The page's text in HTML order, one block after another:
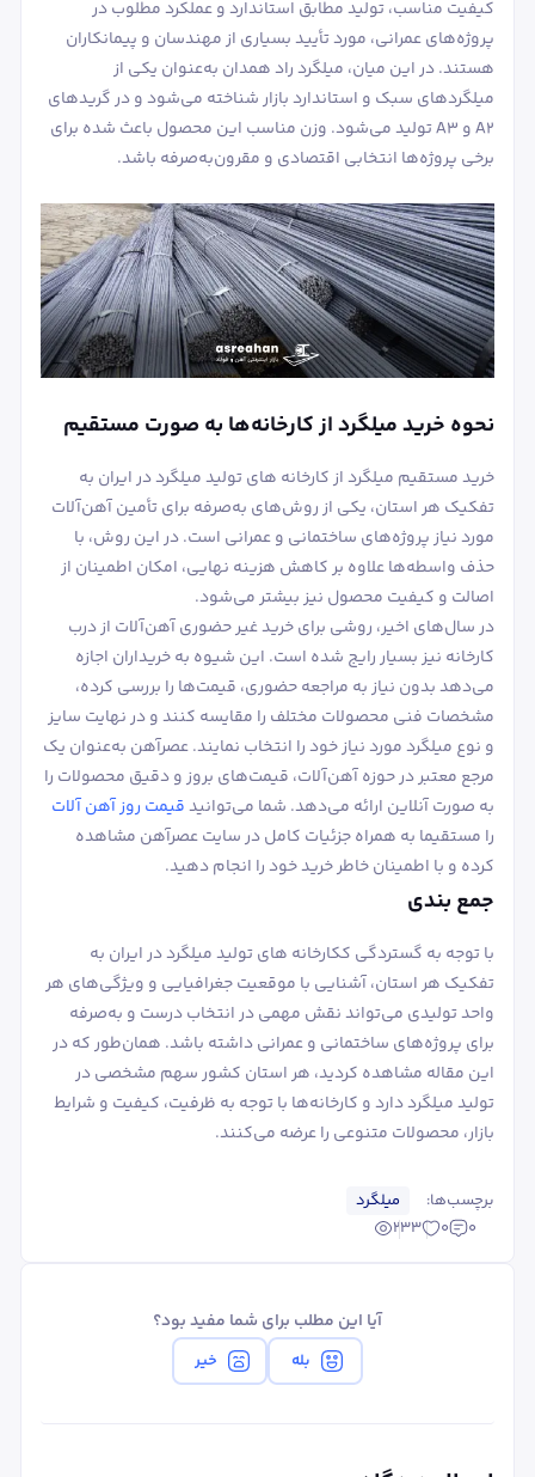
کیفیت مناسب، تولید مطابق استاندارد و عملکرد مطلوب در
پروژه‌های عمرانی، مورد تأیید بسیاری از مهندسان و پیمانکاران
هستند. در این میان، میلگرد راد همدان به‌عنوان یکی از
میلگردهای سبک و استاندارد بازار شناخته می‌شود و در گریدهای
A2 و A3 تولید می‌شود. وزن مناسب این محصول باعث شده برای
برخی پروژه‌ها انتخابی اقتصادی و مقرون‌به‌صرفه باشد.
نحوه خرید میلگرد از کارخانه‌ها به صورت مستقیم
‌خرید مستقیم میلگرد از کارخانه های تولید میلگرد در ایران به
تفکیک هر استان، یکی از روش‌های به‌صرفه برای تأمین آهن‌آلات
مورد نیاز پروژه‌های ساختمانی و عمرانی است. در این روش، با
حذف واسطه‌ها علاوه بر کاهش هزینه نهایی، امکان اطمینان از
اصالت و کیفیت محصول نیز بیشتر می‌شود.
در سال‌های اخیر، روشی برای خرید غیر حضوری آهن‌آلات از درب
کارخانه نیز بسیار رایج شده است. این شیوه به خریداران اجازه
می‌دهد بدون نیاز به مراجعه حضوری، قیمت‌ها را بررسی کرده،
مشخصات فنی محصولات مختلف را مقایسه کنند و در نهایت سایز
و نوع میلگرد مورد نیاز خود را انتخاب نمایند. عصرآهن به‌عنوان یک
مرجع معتبر در حوزه آهن‌آلات، قیمت‌های بروز و دقیق محصولات را
به صورت آنلاین ارائه می‌دهد. شما می‌توانیدقیمت روز آهن آلات
را مستقیما به همراه جزئیات کامل در سایت عصرآهن مشاهده
کرده و با اطمینان خاطر خرید خود را انجام دهید.
جمع بندی
با توجه به گستردگی ککارخانه های تولید میلگرد در ایران به
تفکیک هر استان، آشنایی با موقعیت جغرافیایی و ویژگی‌های هر
واحد تولیدی می‌تواند نقش مهمی در انتخاب درست و به‌صرفه
برای پروژه‌های ساختمانی و عمرانی داشته باشد. همان‌طور که در
این مقاله مشاهده کردید، هر استان کشور سهم مشخصی در
تولید میلگرد دارد و کارخانه‌ها با توجه به ظرفیت، کیفیت و شرایط
بازار، محصولات متنوعی را عرضه می‌کنند.
برچسب‌ها:
میلگرد
0
0
233
آیا این مطلب برای شما مفید بود؟
بله خیر